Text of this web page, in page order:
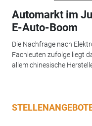
Automarkt im
E-Auto-Boom
Die Nachfrage nach
Fachleuten zufolge liegt
allem chinesische